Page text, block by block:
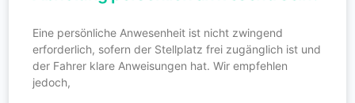
Eine persönliche Anwesenheit ist nicht zwingend
erforderlich, sofern der Stellplatz frei zugänglich ist und
der Fahrer klare Anweisungen hat. Wir empfehlen
jedoch,